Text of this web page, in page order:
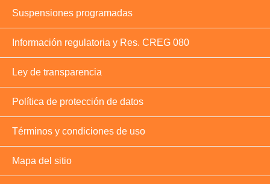
Suspensiones programadas
Información regulatoria y Res. CREG 080
Ley de transparencia
Política de protección de datos
Términos y condiciones de uso
Mapa del sitio